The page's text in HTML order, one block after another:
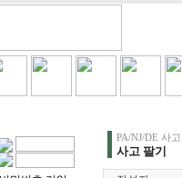
PA/NJ/DE 사
사고 팔기